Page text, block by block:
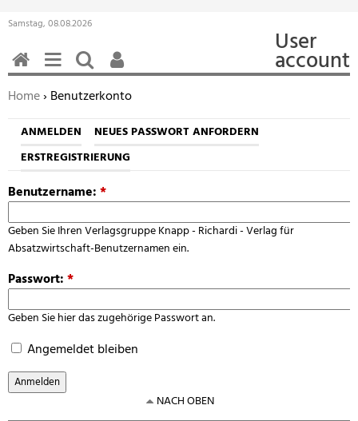
Samstag, 08.08.2026
User
account
Sie befinden sich hier:
Home› Benutzerkonto
ANMELDEN
NEUES PASSWORT ANFORDERN
ERSTREGISTRIERUNG
Benutzername:*
Geben Sie Ihren Verlagsgruppe Knapp - Richardi - Verlag für
Absatzwirtschaft-Benutzernamen ein.
Passwort:*
Geben Sie hier das zugehörige Passwort an.
Angemeldet bleiben
HOMEMENÜSUCHEN
BENUTZERFUNKTIONEN
NACH OBEN